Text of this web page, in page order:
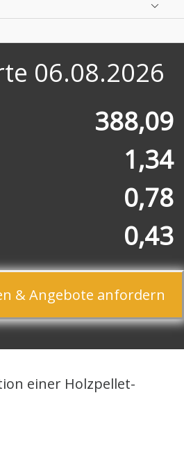
06.08.2026
388,09
1,34
0,78
0,43
& Angebote anfordern
einer Holzpellet-